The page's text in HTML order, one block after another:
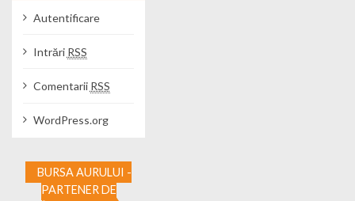
Autentificare
Intrări RSS
Comentarii RSS
WordPress.org
BURSA AURULUI -
PARTENER DE